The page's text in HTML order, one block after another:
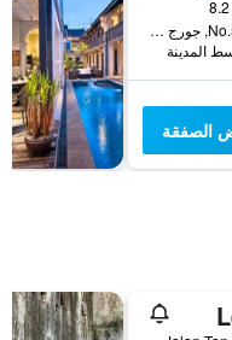
No.5, Lorong Lumut, جورج تاون, ماليزيا
الصفقة